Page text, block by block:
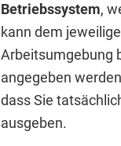
Betriebssystem,
kann dem
Arbeitsumgebung
angegeben
dass Sie
ausgeben.